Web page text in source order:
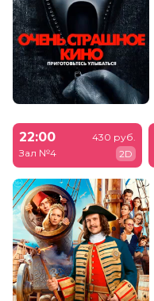
22:00
Зал №4
430 руб.
2D